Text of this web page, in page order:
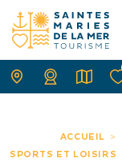
ACCUEIL
SPORTS ET LOISIRS